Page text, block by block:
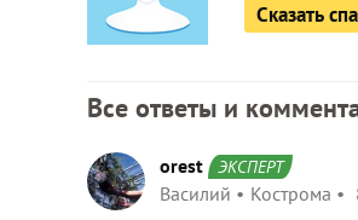
Сказать
Все ответы и
orest ЭКСПЕРТ
Василий Кострома